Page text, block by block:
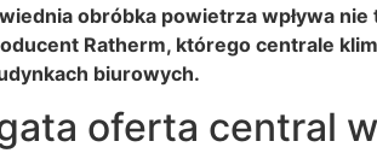
obróbka powietrza wpływa
Ratherm, którego centrale
biurowych.
oferta central